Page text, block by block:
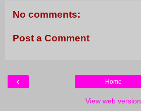
No comments:
Post a Comment
‹ Home
View web version